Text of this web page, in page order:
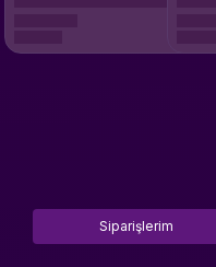
Siparişlerim